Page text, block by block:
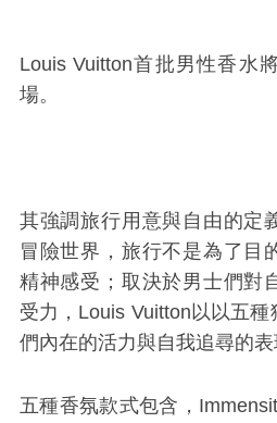
Louis Vuitton首批男性香水
場。
其強調旅行用意與自由的定
冒險世界，旅行不是為了目
精神感受；取決於男士們對
受力，Louis Vuitton以以五
們內在的活力與自我追尋的表
五種香氛款式包含，